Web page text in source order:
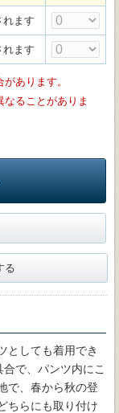
れます
れます
あります。
ることがありま
る
としても着用でき
で、パンツ内にこ
で、春から秋の登
ちらにも取り付け